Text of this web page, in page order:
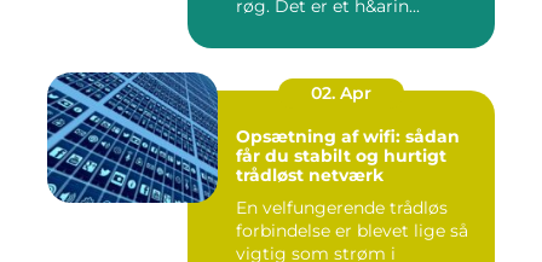
røg. Det er et h&arin...
02. Apr
Opsætning af wifi: sådan
får du stabilt og hurtigt
trådløst netværk
En velfungerende trådløs
forbindelse er blevet lige så
vigtig som strøm i